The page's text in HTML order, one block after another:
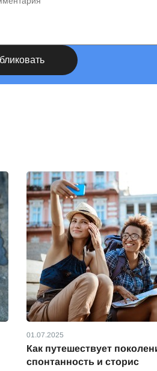
01.07.2025
Как путешествует
спонтанность и сторис